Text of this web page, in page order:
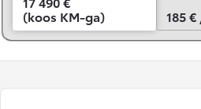
(koos KM-ga) 185